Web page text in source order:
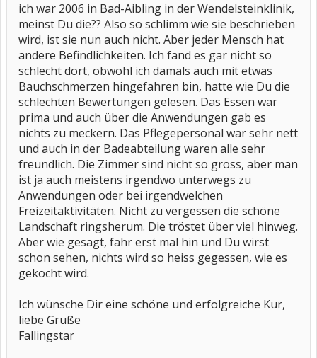
ich war 2006 in Bad-Aibling in der Wendelsteinklinik,
meinst Du die?? Also so schlimm wie sie beschrieben
wird, ist sie nun auch nicht. Aber jeder Mensch hat
andere Befindlichkeiten. Ich fand es gar nicht so
schlecht dort, obwohl ich damals auch mit etwas
Bauchschmerzen hingefahren bin, hatte wie Du die
schlechten Bewertungen gelesen. Das Essen war
prima und auch über die Anwendungen gab es
nichts zu meckern. Das Pflegepersonal war sehr nett
und auch in der Badeabteilung waren alle sehr
freundlich. Die Zimmer sind nicht so gross, aber man
ist ja auch meistens irgendwo unterwegs zu
Anwendungen oder bei irgendwelchen
Freizeitaktivitäten. Nicht zu vergessen die schöne
Landschaft ringsherum. Die tröstet über viel hinweg.
Aber wie gesagt, fahr erst mal hin und Du wirst
schon sehen, nichts wird so heiss gegessen, wie es
gekocht wird.
Ich wünsche Dir eine schöne und erfolgreiche Kur,
liebe Grüße
Fallingstar